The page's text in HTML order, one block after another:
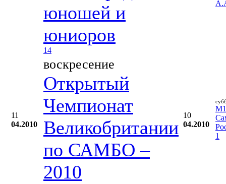
юношей и
юниоров
14
11
04.2010
воскресение
Открытый
Чемпионат
Великобритании
по САМБО –
2010
10
04.2010
1